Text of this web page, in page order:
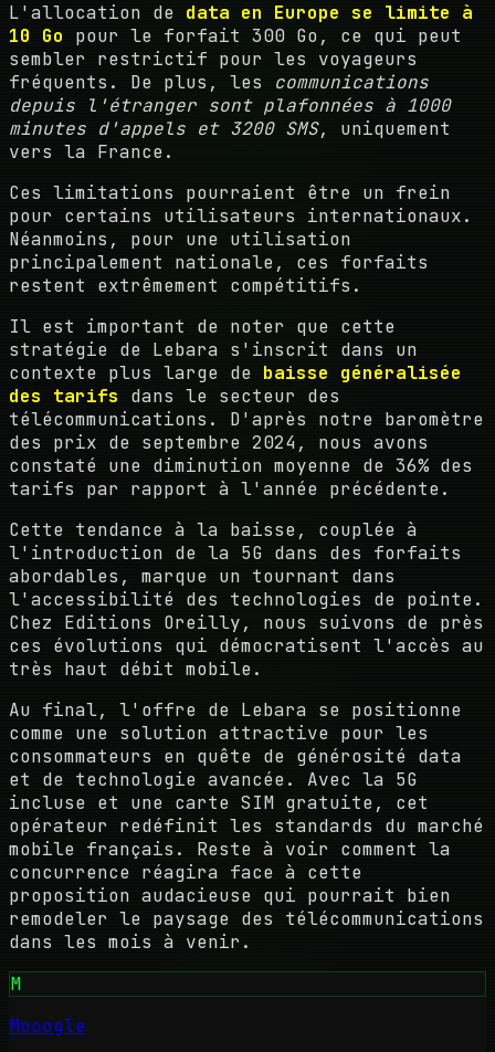
L'allocation de data en Europe se limite à
10 Go pour le forfait 300 Go, ce qui peut
sembler restrictif pour les voyageurs
fréquents. De plus, les communications
depuis l'étranger sont plafonnées à 1000
minutes d'appels et 3200 SMS, uniquement
vers la France.
Ces limitations pourraient être un frein
pour certains utilisateurs internationaux.
Néanmoins, pour une utilisation
principalement nationale, ces forfaits
restent extrêmement compétitifs.
Il est important de noter que cette
stratégie de Lebara s'inscrit dans un
contexte plus large de baisse généralisée
des tarifs dans le secteur des
télécommunications. D'après notre baromètre
des prix de septembre 2024, nous avons
constaté une diminution moyenne de 36% des
tarifs par rapport à l'année précédente.
Cette tendance à la baisse, couplée à
l'introduction de la 5G dans des forfaits
abordables, marque un tournant dans
l'accessibilité des technologies de pointe.
Chez Editions Oreilly, nous suivons de près
ces évolutions qui démocratisent l'accès au
très haut débit mobile.
Au final, l'offre de Lebara se positionne
comme une solution attractive pour les
consommateurs en quête de générosité data
et de technologie avancée. Avec la 5G
incluse et une carte SIM gratuite, cet
opérateur redéfinit les standards du marché
mobile français. Reste à voir comment la
concurrence réagira face à cette
proposition audacieuse qui pourrait bien
remodeler le paysage des télécommunications
dans les mois à venir.
M
Mooogle